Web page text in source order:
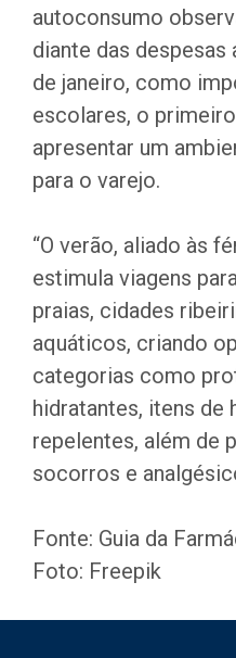
autoconsumo
diante das
de janeiro, como
escolares, o
apresentar um
para o varejo.
“O verão, aliado às
estimula viagens
praias, cidades
aquáticos, criando
categorias como
hidratantes, itens de
repelentes, além de
socorros e
Fonte: Guia da
Foto: Freepik